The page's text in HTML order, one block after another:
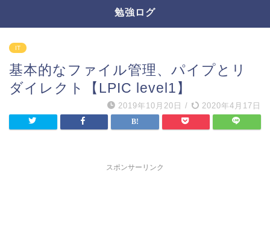
勉強ログ
IT
基本的なファイル管理、パイプとリ
ダイレクト【LPIC level1】
2019年10月20日 / 2020年4月17日
スポンサーリンク